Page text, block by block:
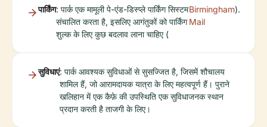
पार्किंग: पार्क एक मामूली पे-एंड-डिस्प्ले पार्किंग सिस्टम
संचालित करता है, इसलिए आगंतुकों को पार्किंग
शुल्क के लिए कुछ बदलाव लाना चाहिए (
Birmingham
Mail
).
सुविधाएं: पार्क आवश्यक सुविधाओं से सुसज्जित है, जिसमें शौचालय
शामिल हैं, जो आरामदायक यात्रा के लिए महत्वपूर्ण हैं। पुराने
खलिहान में एक कैफ़े की उपस्थिति एक सुविधाजनक स्थान
प्रदान करती है ताजगी के लिए।